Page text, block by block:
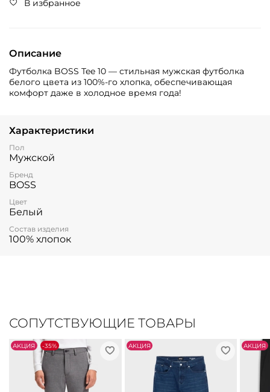
В избранное
Описание
Футболка BOSS Tee 10 — стильная мужская футболка
белого цвета из 100%-го хлопка, обеспечивающая
комфорт даже в холодное время года!
Характеристики
Пол
Мужской
Бренд
BOSS
Цвет
Белый
Состав изделия
100% хлопок
СОПУТСТВУЮЩИЕ ТОВАРЫ
АKЦИЯ -35% АKЦИЯ АKЦИЯ